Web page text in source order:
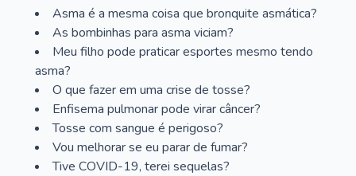
Asma é a mesma coisa que bronquite asmática?
As bombinhas para asma viciam?
Meu filho pode praticar esportes mesmo tendo
asma?
O que fazer em uma crise de tosse?
Enfisema pulmonar pode virar câncer?
Tosse com sangue é perigoso?
Vou melhorar se eu parar de fumar?
Tive COVID-19, terei sequelas?